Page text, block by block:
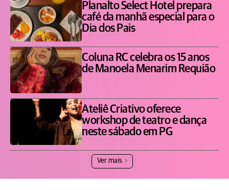
Planalto Select Hotel prepara
café da manhã especial para o
Dia dos Pais
Coluna RC celebra os 15 anos
de Manoela Menarim Requião
Ateliê Criativo oferece
workshop de teatro e dança
neste sábado em PG
Ver mais